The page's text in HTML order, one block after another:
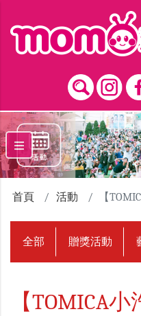
首頁 活動 【
全部 贈獎活動
【TOMICA